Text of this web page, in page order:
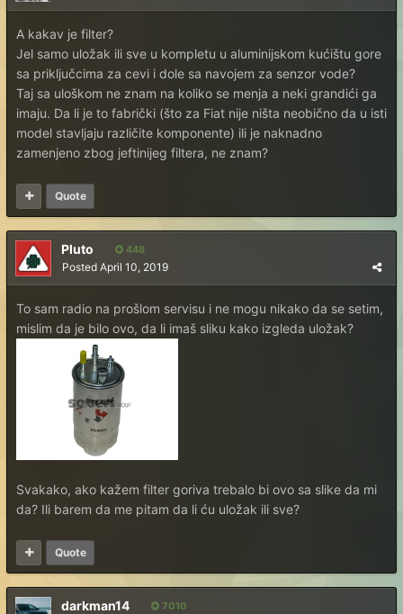
A kakav je filter?
Jel samo uložak ili sve u kompletu u aluminijskom kućištu gore
sa priključcima za cevi i dole sa navojem za senzor vode?
Taj sa uloškom ne znam na koliko se menja a neki grandići ga
imaju. Da li je to fabrički (što za Fiat nije ništa neobično da u isti
model stavljaju različite komponente) ili je naknadno
zamenjeno zbog jeftinijeg filtera, ne znam?
Quote
Pluto 448
Posted April 10, 2019
To sam radio na prošlom servisu i ne mogu nikako da se setim,
mislim da je bilo ovo, da li imaš sliku kako izgleda uložak?
Svakako, ako kažem filter goriva trebalo bi ovo sa slike da mi
da? Ili barem da me pitam da li ću uložak ili sve?
Quote
darkman14 7010